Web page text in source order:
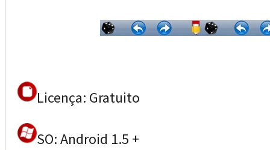
Licença: Gratuito
SO: Android 1.5 +